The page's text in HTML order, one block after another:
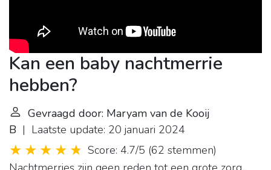
Kan een baby nachtmerrie
hebben?
Gevraagd door: Maryam van de Kooij
B | Laatste update: 20 januari 2024
Score: 4.7/5 (62 stemmen)